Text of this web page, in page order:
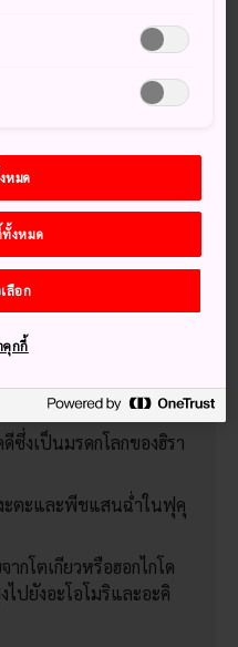
การล่องแพ การเดินป่าและ
แต่มีกลิ่นอายความ
ฉพาะ กิจกรรมต่างๆที่สนใจ
งภูมิภาคทางตอนเหนือสุด
งจำที่จะไม่ลืมเลือน
ตื่นตา ตื่นใจ
งเป็นมรดกโลกของฮิรา
ะตะและพีชแสนฉ่ำในฟุคุ
กโตเกียวหรือฮอกไกโด
ไปยังอะโอโมริและอะคิ
หมด
งหมด
ลือก
คุกกี้